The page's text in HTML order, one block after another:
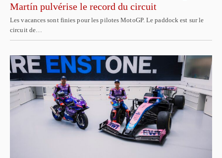
Martín pulvérise le record du circuit
Les vacances sont finies pour les pilotes MotoGP. Le paddock est sur le
circuit de…